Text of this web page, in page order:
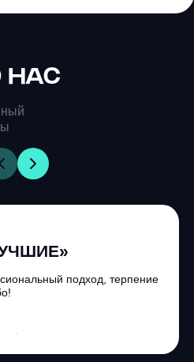
НАС
подход, терпение